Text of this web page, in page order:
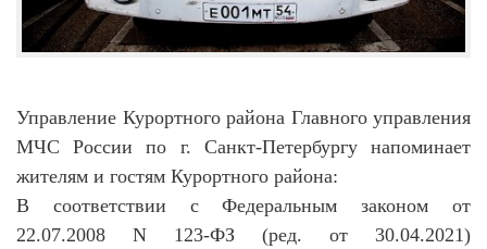
Управление Курортного района Главного управления
МЧС России по г. Санкт-Петербургу напоминает
жителям и гостям Курортного района:
В соответствии с Федеральным законом от
22.07.2008 N 123-ФЗ (ред. от 30.04.2021)